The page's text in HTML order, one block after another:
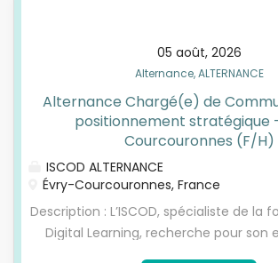
05 août, 2026
Alternance, ALTERNANCE
Alternance Chargé(e) de
positionnement stratégique
Courcouronnes (F/H)
ISCOD ALTERNANCE
Évry-Courcouronnes, France
Description : L’ISCOD, spécialiste de la
Digital Learning, recherche pour son